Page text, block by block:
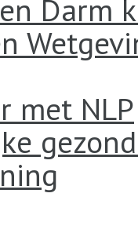
Darm
met NLP